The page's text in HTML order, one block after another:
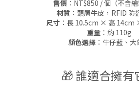
售價 ：NT$850 / 個（不含繪
材質 ：頭層牛皮，RFID 防
尺寸 ：長 10.5cm × 高 14cm
重量 ：約 110g
顏色選擇 ：牛仔藍、大
🎁 誰適合擁有